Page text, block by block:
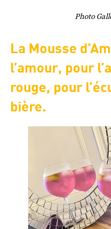
Photo
La Mousse
l’amour, pour
rouge, pour
bière.